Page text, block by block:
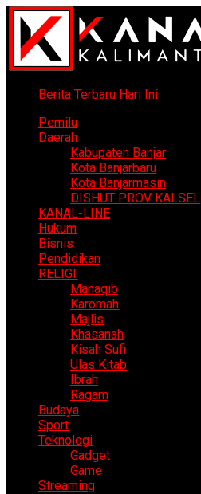
Berita Terbaru Hari Ini
Pemilu
Daerah
Kabupaten Banjar
Kota Banjarbaru
Kota Banjarmasin
DISHUT PROV KALSEL
KANAL-LINE
Hukum
Bisnis
Pendidikan
RELIGI
Manaqib
Karomah
Majlis
Khasanah
Kisah Sufi
Ulas Kitab
Ibrah
Ragam
Budaya
Sport
Teknologi
Gadget
Game
Streaming